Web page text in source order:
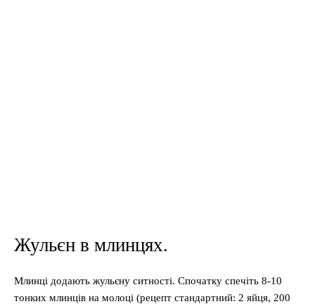
Жульєн в млинцях.
Млинці додають жульєну ситності. Спочатку спечіть 8-10
тонких млинців на молоці (рецепт стандартний: 2 яйця, 200